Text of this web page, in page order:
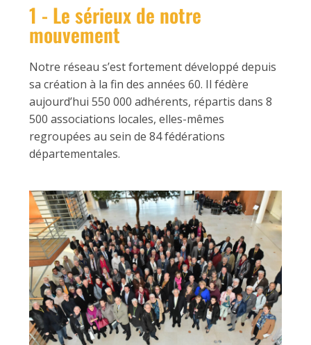
1 - Le sérieux de notre
mouvement
Notre réseau s’est fortement développé depuis
sa création à la fin des années 60. Il fédère
aujourd’hui 550 000 adhérents, répartis dans 8
500 associations locales, elles-mêmes
regroupées au sein de 84 fédérations
départementales.